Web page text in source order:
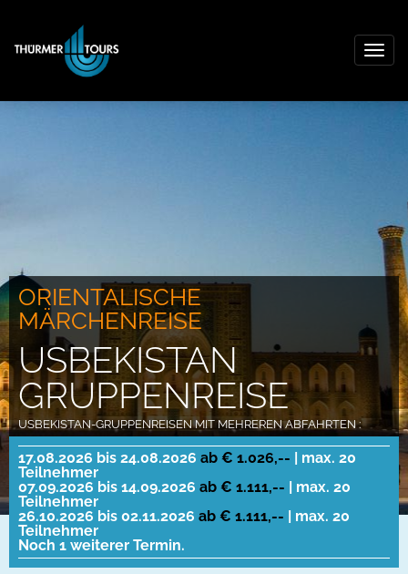
ORIENTALISCHE
MÄRCHENREISE
USBEKISTAN
GRUPPENREISE
USBEKISTAN-GRUPPENREISEN MIT MEHREREN ABFAHRTEN :
17.08.2026 bis 24.08.2026 ab € 1.026,-- | max. 20
Teilnehmer
07.09.2026 bis 14.09.2026 ab € 1.111,-- | max. 20
Teilnehmer
26.10.2026 bis 02.11.2026 ab € 1.111,-- | max. 20
Teilnehmer
Noch 1 weiterer Termin.